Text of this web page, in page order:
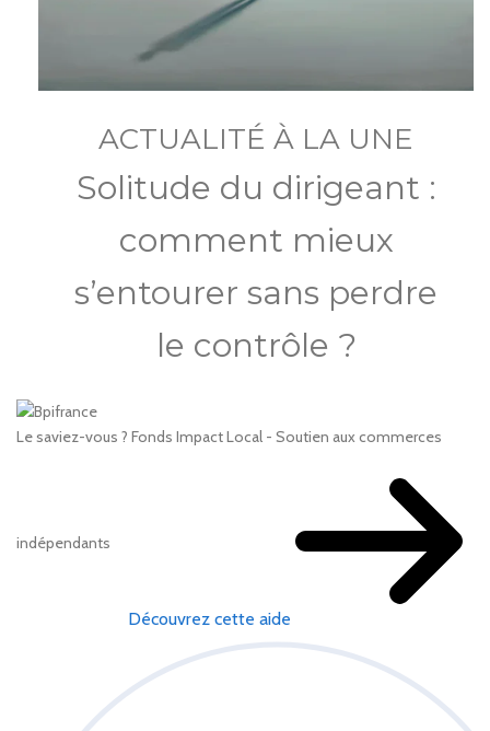
ACTUALITÉ À LA UNE
Solitude du dirigeant :
comment mieux
s’entourer sans perdre
le contrôle ?
Le saviez-vous ? Fonds Impact Local - Soutien aux commerces
indépendants
Découvrez cette aide